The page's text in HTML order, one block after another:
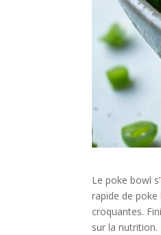
Le poke bowl
rapide de
croquantes.
sur la